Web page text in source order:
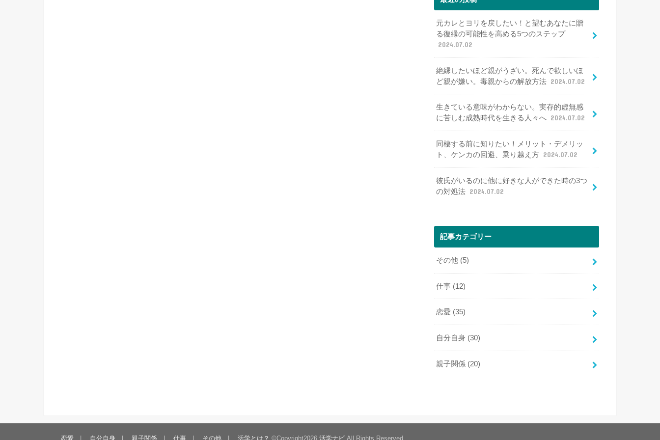
元カレとヨリを戻したい！と望むあなたに贈
る復縁の可能性を高める5つのステップ
2024.07.02
絶縁したいほど親がうざい。死んで欲しいほ
ど親が嫌い。毒親からの解放方法 2024.07.02
生きている意味がわからない。実存的虚無感
に苦しむ成熟時代を生きる人々へ 2024.07.02
同棲する前に知りたい！メリット・デメリッ
ト、ケンカの回避、乗り越え方 2024.07.02
彼氏がいるのに他に好きな人ができた時の3つ
の対処法 2024.07.02
記事カテゴリー
その他 (5)
仕事 (12)
恋愛 (35)
自分自身 (30)
親子関係 (20)
恋愛 自分自身 親子関係 仕事 その他 活学とは？ ©Copyright2026 活学ナビ .All Rights Reserved.